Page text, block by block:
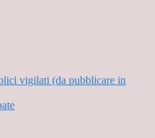
vigilati (da pubblicare in